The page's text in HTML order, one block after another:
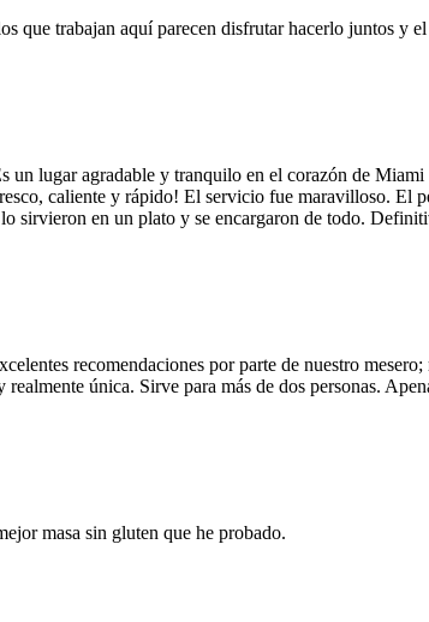
que trabajan aquí parecen disfrutar hacerlo juntos y
lugar agradable y tranquilo en el corazón de
caliente y rápido! El servicio fue maravilloso. El
en un plato y se encargaron de todo.
recomendaciones por parte de nuestro
única. Sirve para más de dos personas.
masa sin gluten que he probado.